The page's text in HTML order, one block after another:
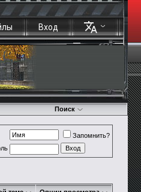
Вход
Поиск
Запомнить?